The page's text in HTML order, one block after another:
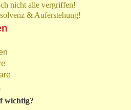
nicht alle vergriffen!
& Auferstehung!
wichtig?